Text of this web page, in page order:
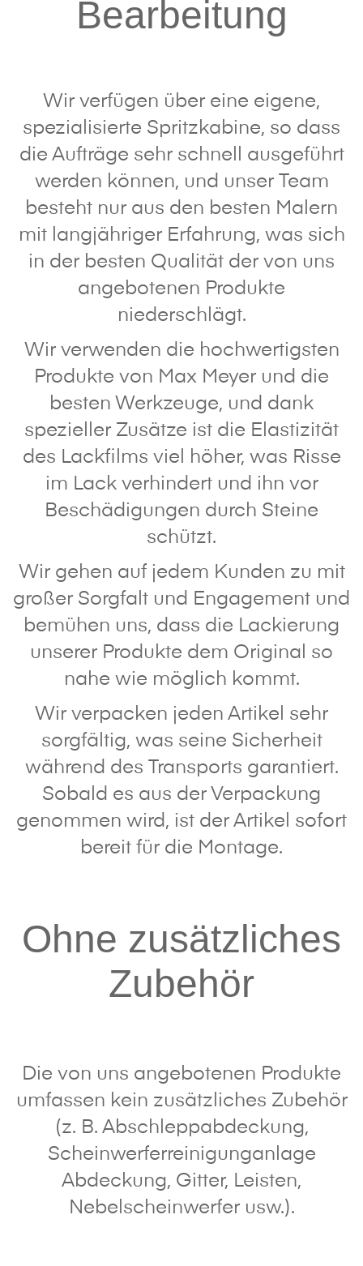
Bearbeitung
Wir verfügen über eine eigene,
spezialisierte Spritzkabine, so dass
die Aufträge sehr schnell ausgeführt
werden können, und unser Team
besteht nur aus den besten Malern
mit langjähriger Erfahrung, was sich
in der besten Qualität der von uns
angebotenen Produkte
niederschlägt.
Wir verwenden die hochwertigsten
Produkte von Max Meyer und die
besten Werkzeuge, und dank
spezieller Zusätze ist die Elastizität
des Lackfilms viel höher, was Risse
im Lack verhindert und ihn vor
Beschädigungen durch Steine
schützt.
Wir gehen auf jedem Kunden zu mit
großer Sorgfalt und Engagement und
bemühen uns, dass die Lackierung
unserer Produkte dem Original so
nahe wie möglich kommt.
Wir verpacken jeden Artikel sehr
sorgfältig, was seine Sicherheit
während des Transports garantiert.
Sobald es aus der Verpackung
genommen wird, ist der Artikel sofort
bereit für die Montage.
Ohne zusätzliches
Zubehör
Die von uns angebotenen Produkte
umfassen kein zusätzliches Zubehör
(z. B. Abschleppabdeckung,
Scheinwerferreinigunganlage
Abdeckung, Gitter, Leisten,
Nebelscheinwerfer usw.).